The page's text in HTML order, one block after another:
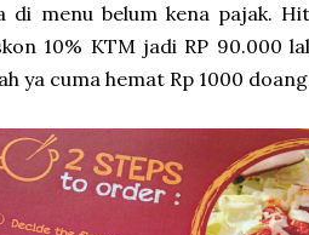
menu belum kena pajak.
10% KTM jadi RP 90.000
ya cuma hemat Rp 1000